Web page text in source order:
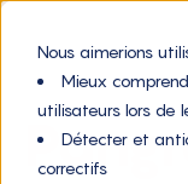
Nous aimerions
Mieux
utilisateurs lors de
Détecter et
correctifs